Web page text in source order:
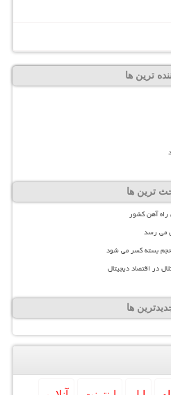
ترین ها
ترین ها
آهن کشور
می رسد
حجم بسته کسر می شود
در اقتصاد دیجیتال
ها